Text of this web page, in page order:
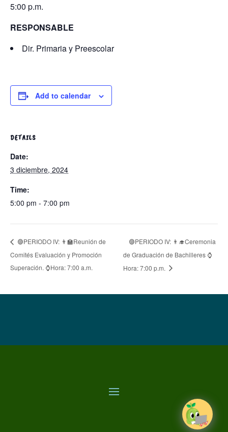
5:00 p.m.
RESPONSABLE
Dir. Primaria y Preescolar
Add to calendar
DETAILS
Date:
3 diciembre, 2024
Time:
5:00 pm - 7:00 pm
🟣PERIODO IV: 👨‍🏫Reunión de
Comités Evaluación y Promoción
Superación. ⌚Hora: 7:00 a.m.
🟣PERIODO IV: 👨‍🎓Ceremonia
de Graduación de Bachilleres ⌚
Hora: 7:00 p.m.